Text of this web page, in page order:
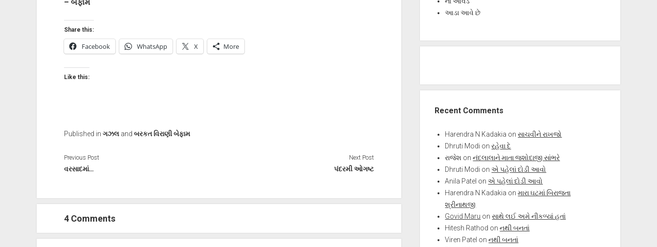
– બેફામ
Share this:
Facebook WhatsApp X More
Like this:
Published in ગઝલand બરકત વિરાણી બેફામ
Previous Post
વરસાદમાં…
Next Post
પંદરમી ઓગષ્ટ
4 Comments
આડા આવે છે
Recent Comments
Harendra N Kadakia onસાચવીને રાખજો
Dhruti Modi onરહેવા દે
રાજેશ onનંદલાલાને માતા જશોદાજી સાંભરે
Dhruti Modi onએ પહેલાં દોડી આવો
Anila Patel onએ પહેલાં દોડી આવો
Harendra N Kadakia onમારા ઘટમાં બિરાજતા
શ્રીનાથજી
Govid Maru onસાથે લઈ અમે નીકળ્યાં હતાં
Hitesh Rathod onનથી બનતાં
Viren Patel onનથી બનતાં